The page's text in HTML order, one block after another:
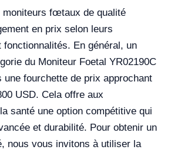
moniteurs fœtaux de qualité
en prix selon leurs
En général, un
du Moniteur Foetal YR02190C
une fourchette de prix approchant
USD. Cela offre aux
santé une option compétitive qui
et durabilité. Pour obtenir un
nous vous invitons à utiliser la